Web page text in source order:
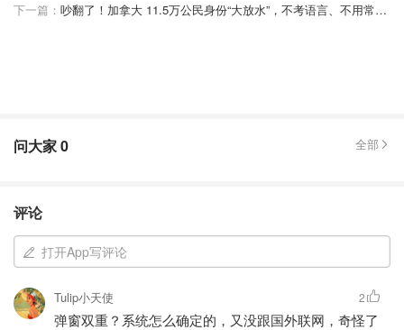
然而，如今的出入境系统早已升级，生物识别+户籍联网，
原因无非两点：
在国内办事、订票、住酒店，身份证一刷走天下。
没有身份证，就像断了“国内身份”。
2️⃣ 太舍不得。
下一篇：
吵翻了！加拿大 11.5万公民身份“大放水”，不考语言、不用常住， 直接入籍！
问大家0 全部
评论
打开App写评论
Tulip小天使
弹窗双重？系统怎么确定的，又没跟国外联网，奇怪了
2